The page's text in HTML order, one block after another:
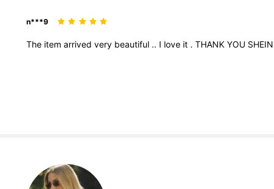
n***9
The item arrived very beautiful .. I love it . THANK YOU